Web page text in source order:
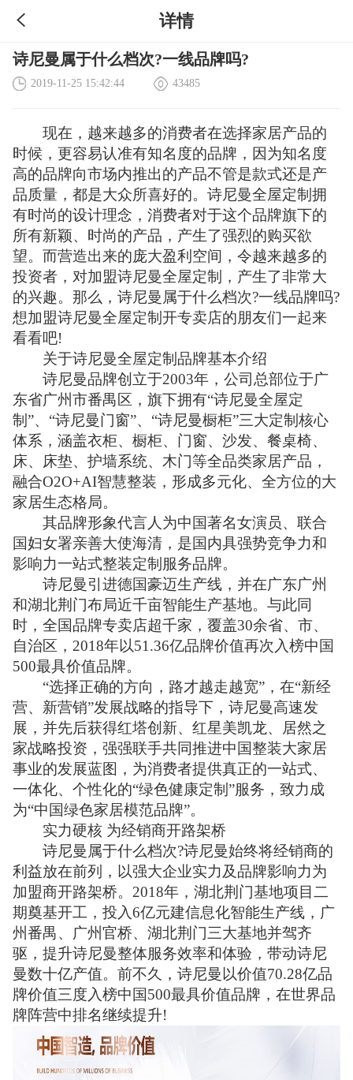
详情
诗尼曼属于什么档次?一线品牌吗?
2019-11-25 15:42:44 43485
现在，越来越多的消费者在选择家居产品的
时候，更容易认准有知名度的品牌，因为知名度
高的品牌向市场内推出的产品不管是款式还是产
品质量，都是大众所喜好的。诗尼曼全屋定制拥
有时尚的设计理念，消费者对于这个品牌旗下的
所有新颖、时尚的产品，产生了强烈的购买欲
望。而营造出来的庞大盈利空间，令越来越多的
投资者，对加盟诗尼曼全屋定制，产生了非常大
的兴趣。那么，诗尼曼属于什么档次?一线品牌吗?
想加盟诗尼曼全屋定制开专卖店的朋友们一起来
看看吧!
关于诗尼曼全屋定制品牌基本介绍
诗尼曼品牌创立于2003年，公司总部位于广
东省广州市番禺区，旗下拥有“诗尼曼全屋定
制”、“诗尼曼门窗”、“诗尼曼橱柜”三大定制核心
体系，涵盖衣柜、橱柜、门窗、沙发、餐桌椅、
床、床垫、护墙系统、木门等全品类家居产品，
融合O2O+AI智慧整装，形成多元化、全方位的大
家居生态格局。
其品牌形象代言人为中国著名女演员、联合
国妇女署亲善大使海清，是国内具强势竞争力和
影响力一站式整装定制服务品牌。
诗尼曼引进德国豪迈生产线，并在广东广州
和湖北荆门布局近千亩智能生产基地。与此同
时，全国品牌专卖店超千家，覆盖30余省、市、
自治区，2018年以51.36亿品牌价值再次入榜中国
500最具价值品牌。
“选择正确的方向，路才越走越宽”，在“新经
营、新营销”发展战略的指导下，诗尼曼高速发
展，并先后获得红塔创新、红星美凯龙、居然之
家战略投资，强强联手共同推进中国整装大家居
事业的发展蓝图，为消费者提供真正的一站式、
一体化、个性化的“绿色健康定制”服务，致力成
为“中国绿色家居模范品牌”。
实力硬核 为经销商开路架桥
诗尼曼属于什么档次?诗尼曼始终将经销商的
利益放在前列，以强大企业实力及品牌影响力为
加盟商开路架桥。2018年，湖北荆门基地项目二
期奠基开工，投入6亿元建信息化智能生产线，广
州番禺、广州官桥、湖北荆门三大基地并驾齐
驱，提升诗尼曼整体服务效率和体验，带动诗尼
曼数十亿产值。前不久，诗尼曼以价值70.28亿品
牌价值三度入榜中国500最具价值品牌，在世界品
牌阵营中排名继续提升!